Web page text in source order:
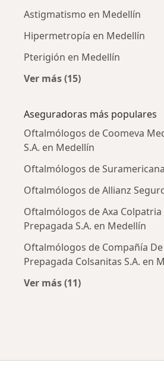
Astigmatismo en Medellín
Hipermetropía en Medellín
Pterigión en Medellín
Ver más (15)
Aseguradoras más populares
Oftalmólogos de Coomeva
S.A. en Medellín
Oftalmólogos de
Oftalmólogos de Allianz
Oftalmólogos de Axa
Prepagada S.A. en Medellín
Oftalmólogos de Compañía
Prepagada Colsanitas S.A. en
Ver más (11)